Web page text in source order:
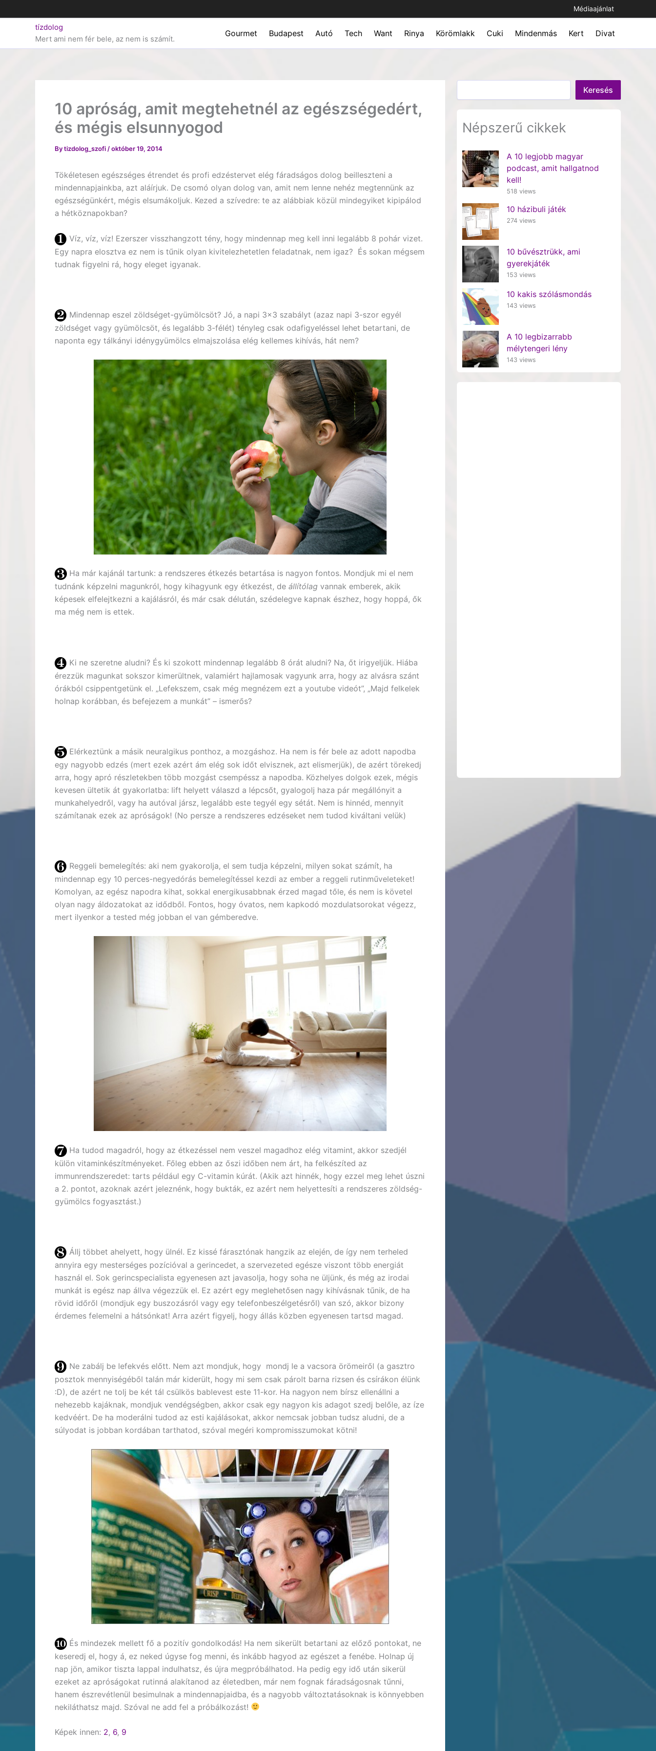
to
Médiaajánlat
tízdolog
Mert ami nem fér bele, az nem is számít.
Gourmet Budapest Autó Tech Want Rinya Körömlakk Cuki Mindenmás Kert Divat
10 apróság, amit megtehetnél az egészségedért,
és mégis elsunnyogod
Bytizdolog_szofi /október 19, 2014
Tökéletesen egészséges étrendet és profi edzéstervet elég fáradságos dolog beilleszteni a
mindennapjainkba, azt aláírjuk. De csomó olyan dolog van, amit nem lenne nehéz megtennünk az
egészségünkért, mégis elsumákoljuk. Kezed a szívedre: te az alábbiak közül mindegyiket kipipálod
a hétköznapokban?
Víz, víz, víz! Ezerszer visszhangzott tény, hogy mindennap meg kell inni legalább 8 pohár vizet.
Egy napra elosztva ez nem is tűnik olyan kivitelezhetetlen feladatnak, nem igaz? És sokan mégsem
tudnak figyelni rá, hogy eleget igyanak.
Mindennap eszel zöldséget-gyümölcsöt? Jó, a napi 3×3 szabályt (azaz napi 3-szor egyél
zöldséget vagy gyümölcsöt, és legalább 3-félét) tényleg csak odafigyeléssel lehet betartani, de
naponta egy tálkányi idénygyümölcs elmajszolása elég kellemes kihívás, hát nem?
Ha már kajánál tartunk: a rendszeres étkezés betartása is nagyon fontos. Mondjuk mi el nem
tudnánk képzelni magunkról, hogy kihagyunk egy étkezést, de állítólag vannak emberek, akik
képesek elfelejtkezni a kajálásról, és már csak délután, szédelegve kapnak észhez, hogy hoppá, ők
ma még nem is ettek.
Ki ne szeretne aludni? És ki szokott mindennap legalább 8 órát aludni? Na, őt irigyeljük. Hiába
érezzük magunkat sokszor kimerültnek, valamiért hajlamosak vagyunk arra, hogy az alvásra szánt
órákból csippentgetünk el. „Lefekszem, csak még megnézem ezt a youtube videót”, „Majd felkelek
holnap korábban, és befejezem a munkát” – ismerős?
Elérkeztünk a másik neuralgikus ponthoz, a mozgáshoz. Ha nem is fér bele az adott napodba
egy nagyobb edzés (mert ezek azért ám elég sok időt elvisznek, azt elismerjük), de azért törekedj
arra, hogy apró részletekben több mozgást csempéssz a napodba. Közhelyes dolgok ezek, mégis
kevesen ültetik át gyakorlatba: lift helyett válaszd a lépcsőt, gyalogolj haza pár megállónyit a
munkahelyedről, vagy ha autóval jársz, legalább este tegyél egy sétát. Nem is hinnéd, mennyit
számítanak ezek az apróságok! (No persze a rendszeres edzéseket nem tudod kiváltani velük)
Reggeli bemelegítés: aki nem gyakorolja, el sem tudja képzelni, milyen sokat számít, ha
mindennap egy 10 perces-negyedórás bemelegítéssel kezdi az ember a reggeli rutinműveleteket!
Komolyan, az egész napodra kihat, sokkal energikusabbnak érzed magad tőle, és nem is követel
olyan nagy áldozatokat az idődből. Fontos, hogy óvatos, nem kapkodó mozdulatsorokat végezz,
mert ilyenkor a tested még jobban el van gémberedve.
Ha tudod magadról, hogy az étkezéssel nem veszel magadhoz elég vitamint, akkor szedjél
külön vitaminkészítményeket. Főleg ebben az őszi időben nem árt, ha felkészíted az
immunrendszeredet: tarts például egy C-vitamin kúrát. (Akik azt hinnék, hogy ezzel meg lehet úszni
a 2. pontot, azoknak azért jeleznénk, hogy bukták, ez azért nem helyettesíti a rendszeres zöldség-
gyümölcs fogyasztást.)
Állj többet ahelyett, hogy ülnél. Ez kissé fárasztónak hangzik az elején, de így nem terheled
annyira egy mesterséges pozícióval a gerincedet, a szervezeted egésze viszont több energiát
használ el. Sok gerincspecialista egyenesen azt javasolja, hogy soha ne üljünk, és még az irodai
munkát is egész nap állva végezzük el. Ez azért egy meglehetősen nagy kihívásnak tűnik, de ha
rövid időről (mondjuk egy buszozásról vagy egy telefonbeszélgetésről) van szó, akkor bizony
érdemes felemelni a hátsónkat! Arra azért figyelj, hogy állás közben egyenesen tartsd magad.
Ne zabálj be lefekvés előtt. Nem azt mondjuk, hogy mondj le a vacsora örömeiről (a gasztro
posztok mennyiségéből talán már kiderült, hogy mi sem csak párolt barna rizsen és csírákon élünk
:D), de azért ne tolj be két tál csülkös bablevest este 11-kor. Ha nagyon nem bírsz ellenállni a
nehezebb kajáknak, mondjuk vendégségben, akkor csak egy nagyon kis adagot szedj belőle, az íze
kedvéért. De ha moderálni tudod az esti kajálásokat, akkor nemcsak jobban tudsz aludni, de a
súlyodat is jobban kordában tarthatod, szóval megéri kompromisszumokat kötni!
És mindezek mellett fő a pozitív gondolkodás! Ha nem sikerült betartani az előző pontokat, ne
keseredj el, hogy á, ez neked úgyse fog menni, és inkább hagyod az egészet a fenébe. Holnap új
nap jön, amikor tiszta lappal indulhatsz, és újra megpróbálhatod. Ha pedig egy idő után sikerül
ezeket az apróságokat rutinná alakítanod az életedben, már nem fognak fáradságosnak tűnni,
hanem észrevétlenül besimulnak a mindennapjaidba, és a nagyobb változtatásoknak is könnyebben
nekiláthatsz majd. Szóval ne add fel a próbálkozást!
Képek innen: 2, 6, 9
Keresés
Népszerű cikkek
A 10 legjobb magyar
podcast, amit hallgatnod
kell!
518 views
10 házibuli játék
274 views
10 bűvésztrükk, ami
gyerekjáték
153 views
10 kakis szólásmondás
143 views
A 10 legbizarrabb
mélytengeri lény
143 views